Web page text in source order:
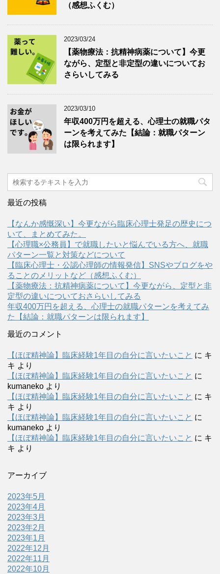
（感想ふくむ）
2023/03/24
【薬物療法：抗精神病薬について】今更
ながら、定型と非定型の違いについてお
さらいしてみる
2023/03/10
年収400万円を超える、心理士の就職パタ
ーンを考えてみた【結論：就職パターン
は限られます】
最近の投稿
【なんか感慨深い】今更ながら臨床心理士発足の歴史につ
いて、まとめてみた。
【心理職×公務員】で就職したいと悩んでいる方へ、就職
パターン一覧と対策などについて
【臨床心理士・公認心理師の情報発信】SNSやブログをや
ることのメリットなど（感想ふくむ）
【薬物療法：抗精神病薬について】今更ながら、定型と非
定型の違いについておさらいしてみる
年収400万円を超える、心理士の就職パターンを考えてみ
た【結論：就職パターンは限られます】
最近のコメント
【ほぼ精神論】臨床経験1年目の自分に言いたいこと に キ
キ より
【ほぼ精神論】臨床経験1年目の自分に言いたいこと に
kumaneko より
【ほぼ精神論】臨床経験1年目の自分に言いたいこと に キ
キ より
【ほぼ精神論】臨床経験1年目の自分に言いたいこと に
kumaneko より
【ほぼ精神論】臨床経験1年目の自分に言いたいこと に キ
キ より
アーカイブ
2023年5月
2023年4月
2023年3月
2023年2月
2023年1月
2022年12月
2022年11月
2022年10月